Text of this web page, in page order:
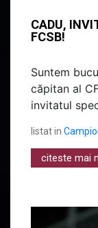
CADU,
FCSB!
Suntem
căpitan al
invitatul
listat in
citeste mai